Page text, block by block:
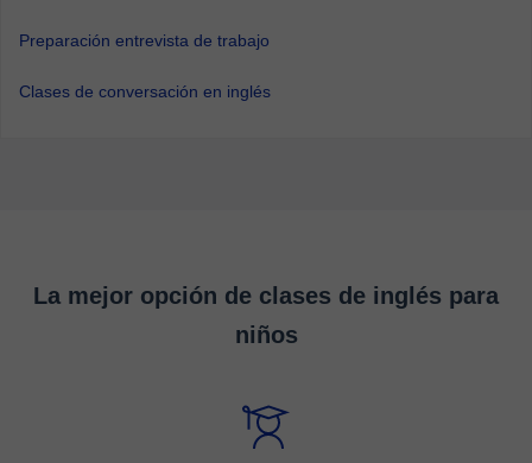
Preparación entrevista de trabajo
Clases de conversación en inglés
La mejor opción de clases de inglés para
niños